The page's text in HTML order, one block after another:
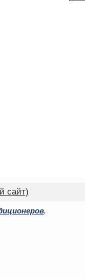
сайт)
.